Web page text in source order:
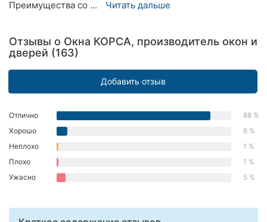
Ивано-
Луцк
Ужгород
Карпаты
Преимущества со ...
Читать дальше
Отзывы о Окна КОРСА, производитель окон и
дверей (163)
Добавить отзыв
Отлично
88 %
Хорошо
6 %
Неплохо
1 %
Плохо
1 %
Ужасно
5 %